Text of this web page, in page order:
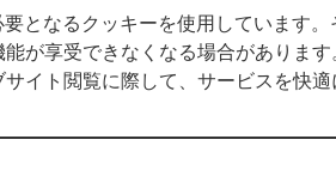
変更について
」の施行を開始しました。
ビザを取得する必要がございま
となるクッキーを使用しています
が享受できなくなる場合がありま
イト閲覧に際して、サービスを快